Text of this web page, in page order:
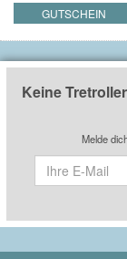
GUTSCHEIN
Keine
Melde